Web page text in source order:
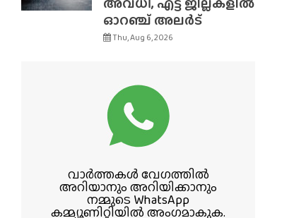
ഓറഞ്ച് അലർട്
Thu, Aug 6, 2026
വാർത്തകൾ വേഗത്തിൽ
അറിയാനും അറിയിക്കാനും
നമ്മുടെ WhatsApp
കമ്മ്യൂണിറ്റിയിൽ അംഗമാകുക.